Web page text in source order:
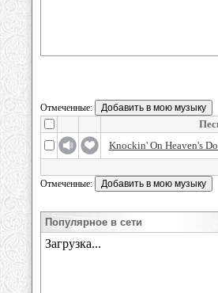
Отмеченные:
Knockin' On Heaven's
Отмеченные:
Популярное в сети